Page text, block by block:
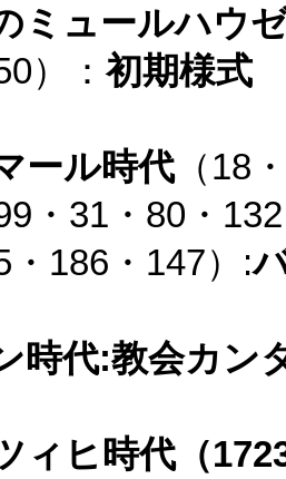
ミュールハウ
）：初期様式
ール時代（18
・31・80・
・186・147）:
時代:教会カン
ィヒ時代（